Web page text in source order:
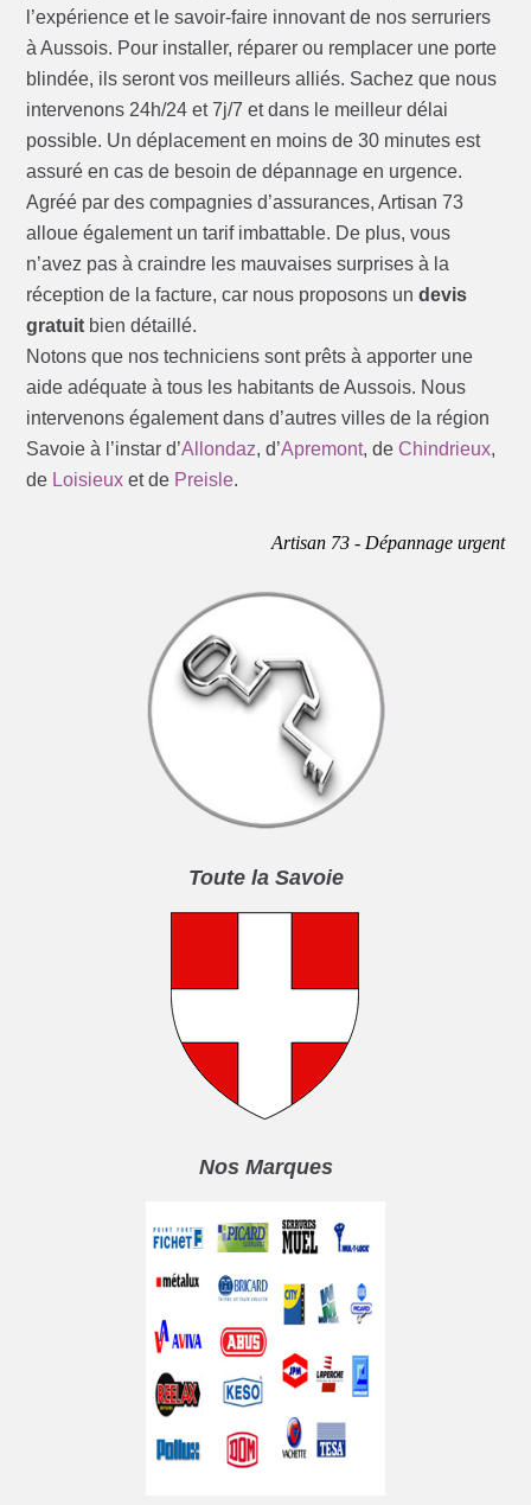
l’expérience et le savoir-faire innovant de nos serruriers
à Aussois. Pour installer, réparer ou remplacer une porte
blindée, ils seront vos meilleurs alliés. Sachez que nous
intervenons 24h/24 et 7j/7 et dans le meilleur délai
possible. Un déplacement en moins de 30 minutes est
assuré en cas de besoin de dépannage en urgence.
Agréé par des compagnies d’assurances, Artisan 73
alloue également un tarif imbattable. De plus, vous
n’avez pas à craindre les mauvaises surprises à la
réception de la facture, car nous proposons undevis
gratuit bien détaillé.
Notons que nos techniciens sont prêts à apporter une
aide adéquate à tous les habitants de Aussois. Nous
intervenons également dans d’autres villes de la région
Savoie à l’instar d’Allondaz, d’Apremont, deChindrieux,
de Loisieux et de Preisle.
Artisan 73 - Dépannage urgent
Toute la Savoie
Nos Marques